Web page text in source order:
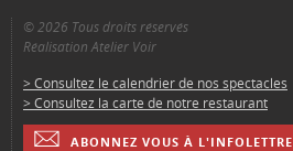
© 2026 Tous droits réservés
Réalisation Atelier Voir
> Consultez le calendrier de nos spectacles
> Consultez la carte de notre restaurant
ABONNEZ VOUS À L'INFOLETTRE